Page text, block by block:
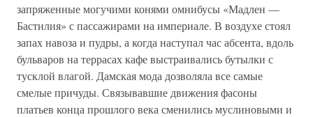
запряженные могучими конями омнибусы «Мадлен —
Бастилия» с пассажирами на империале. В воздухе стоял
запах навоза и пудры, а когда наступал час абсента, вдоль
бульваров на террасах кафе выстраивались бутылки с
тусклой влагой. Дамская мода дозволяла все самые
смелые причуды. Связывавшие движения фасоны
платьев конца прошлого века сменились муслиновыми и